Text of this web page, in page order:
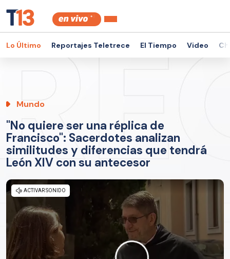
Lo Último Reportajes Teletrece El Tiempo Video
Mundo
"No quiere ser una réplica de
Francisco": Sacerdotes analizan
similitudes y diferencias que tendrá
León XIV con su antecesor